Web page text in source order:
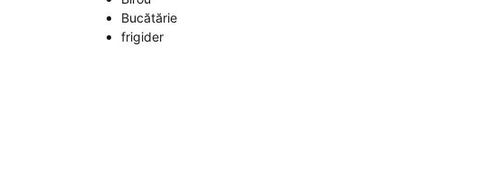
Bucătărie
frigider